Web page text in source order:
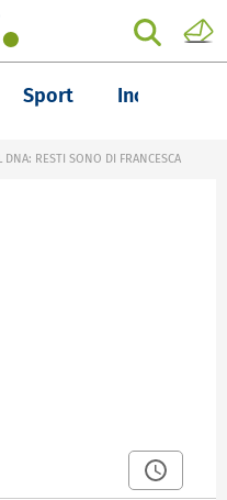
Sport Inchieste
DNA: RESTI SONO DI FRANCESCA